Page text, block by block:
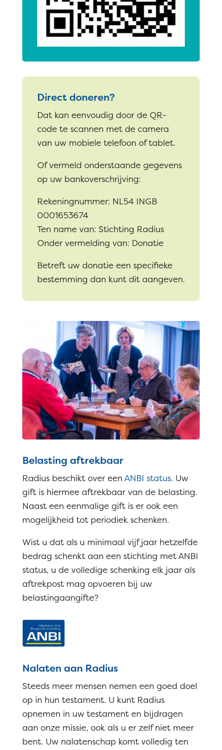
Direct doneren?
Dat kan eenvoudig door de QR-
code te scannen met de camera
van uw mobiele telefoon of tablet.
Of vermeld onderstaande gegevens
op uw bankoverschrijving:
Rekeningnummer: NL54 INGB
0001653674
Ten name van: Stichting Radius
Onder vermelding van: Donatie
Betreft uw donatie een specifieke
bestemming dan kunt dit aangeven.
Belasting aftrekbaar
Radius beschikt over een ANBI status. Uw
gift is hiermee aftrekbaar van de belasting.
Naast een eenmalige gift is er ook een
mogelijkheid tot periodiek schenken.
Wist u dat als u minimaal vijf jaar hetzelfde
bedrag schenkt aan een stichting met ANBI
status, u de volledige schenking elk jaar als
aftrekpost mag opvoeren bij uw
belastingaangifte?
Nalaten aan Radius
Steeds meer mensen nemen een goed doel
op in hun testament. U kunt Radius
opnemen in uw testament en bijdragen
aan onze missie, ook als u er zelf niet meer
bent. Uw nalatenschap komt volledig ten